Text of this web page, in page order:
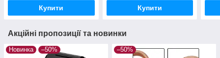
Купити Купити
Акційні пропозиції та новинки
Новинка –50% –50%